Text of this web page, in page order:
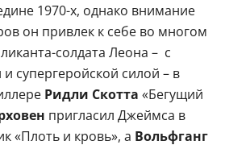
1970-х, однако внимание
он привлек к себе во многом
солдата Леона – с
супергеройской силой – в
Ридли Скотта «Бегущий
пригласил Джеймса в
«Плоть и кровь», а Вольфганг